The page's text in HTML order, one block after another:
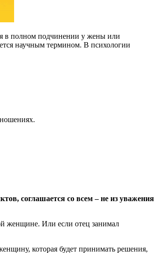
в полном подчинении у жены или
научным термином. В психологии
соглашается со всем – не из уважения
женщине. Или если отец занимал
которая будет принимать решения,